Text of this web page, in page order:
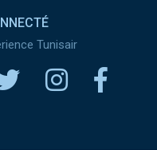
!
Tunisair